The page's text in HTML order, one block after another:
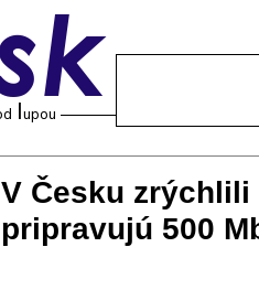
V Česku zrýchlili
pripravujú 500